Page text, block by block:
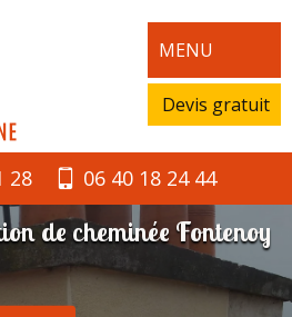
MENU
Devis gratuit
28 06 40 18 24 44
de cheminée Fontenoy